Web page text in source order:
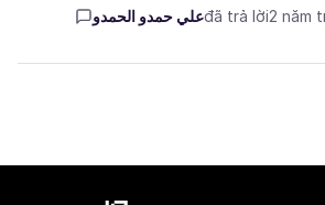
علي حمدو الحمدوđã trả lời2 năm